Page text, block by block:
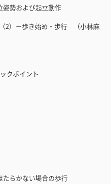
勢および起立動作
2）－歩き始め・歩行 （小林麻
クポイント
らかない場合の歩行